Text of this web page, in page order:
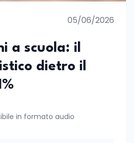
05/06/2026
a scuola: il
dietro il
in formato audio